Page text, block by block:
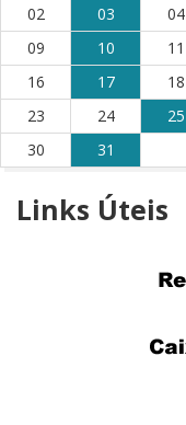
02
03 04
09
10 11
16
17 18
23
24 25
30
31
Links Úteis